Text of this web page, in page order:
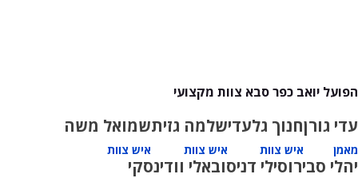
הפועל יואב כפר סבא צוות מקצועי
עדי גורן
מאמן
חנוך גלעדי
איש צוות
שלמה גזית
איש צוות
שמואל משה
איש צוות
יהלי סבירוסילי דניסובאלי וודינסקי